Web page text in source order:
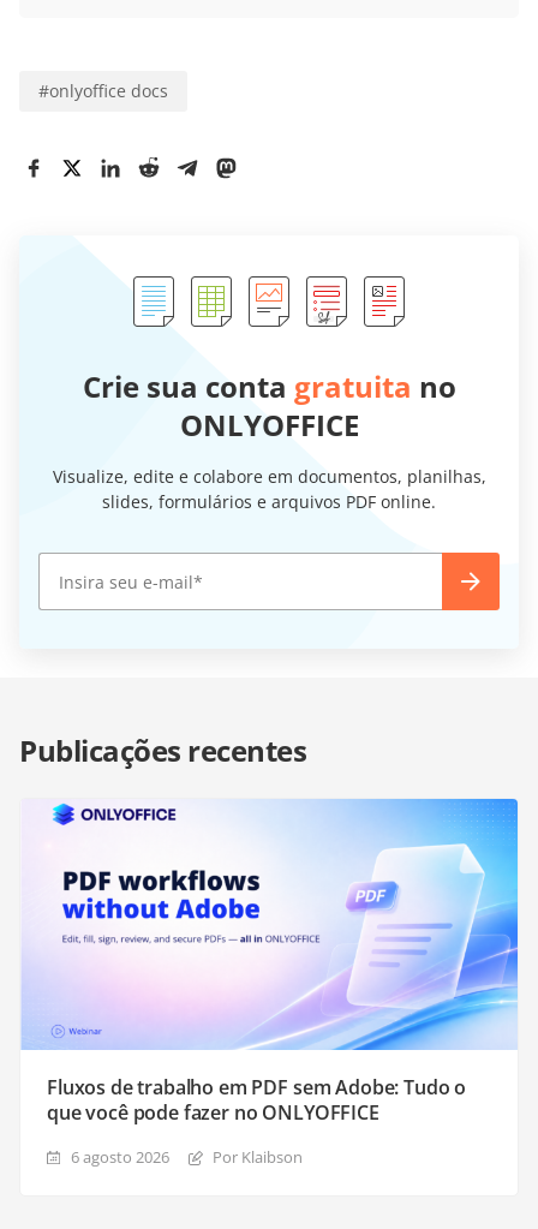
#onlyoffice docs
Crie sua conta gratuita no
ONLYOFFICE
Visualize, edite e colabore em documentos, planilhas,
slides, formulários e arquivos PDF online.
Publicações recentes
Fluxos de trabalho em PDF sem Adobe: Tudo o
que você pode fazer no ONLYOFFICE
6 agosto 2026 Por Klaibson